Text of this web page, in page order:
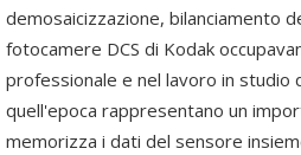
demosaicizzazione, bilanciamento
fotocamere DCS di Kodak
professionale e nel lavoro in studio
quell'epoca rappresentano un
memorizza i dati del sensore